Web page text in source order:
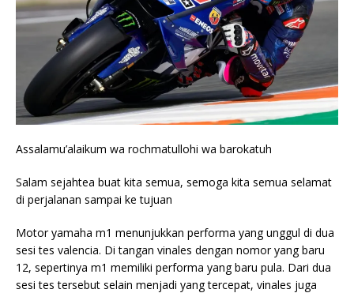
Assalamu’alaikum wa rochmatullohi wa barokatuh
Salam sejahtea buat kita semua, semoga kita semua selamat
di perjalanan sampai ke tujuan
Motor yamaha m1 menunjukkan performa yang unggul di dua
sesi tes valencia. Di tangan vinales dengan nomor yang baru
12, sepertinya m1 memiliki performa yang baru pula. Dari dua
sesi tes tersebut selain menjadi yang tercepat, vinales juga